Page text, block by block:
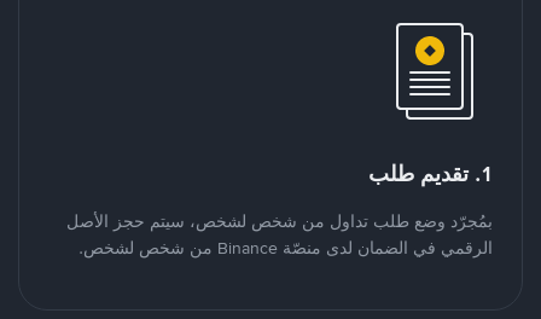
1. تقديم طلب
بمُجرّد وضع طلب تداول من شخص لشخص، سيتم حجز الأصل
الرقمي في الضمان لدى منصّة Binance من شخص لشخص.